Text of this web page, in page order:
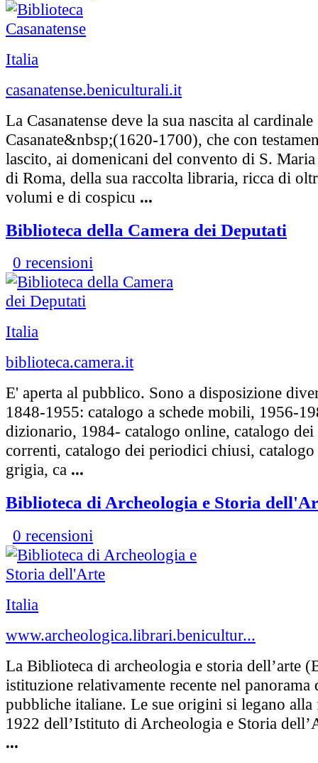
Italia
casanatense.beniculturali.it
La Casanatense deve la sua nascita al
Casanate&nbsp;(1620-1700), che con
lascito, ai domenicani del convento di S.
di Roma, della sua raccolta libraria, ricca di
volumi e di cospicu ...
Biblioteca della Camera dei Deputati
0 recensioni
Italia
biblioteca.camera.it
E' aperta al pubblico. Sono a disposizione
1848-1955: catalogo a schede mobili, 1956-
dizionario, 1984- catalogo online, catalogo
correnti, catalogo dei periodici chiusi, catalogo
grigia, ca ...
Biblioteca di Archeologia e Storia
0 recensioni
Italia
www.archeologica.librari.benicultur...
La Biblioteca di archeologia e storia dell’arte
istituzione relativamente recente nel panorama
pubbliche italiane. Le sue origini si legano alla
1922 dell’Istituto di Archeologia e Storia
...